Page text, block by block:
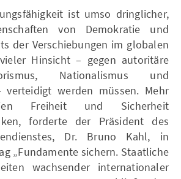
ist umso dringlicher,
von Demokratie und
der Verschiebungen im globalen
Hinsicht – gegen autoritäre
Nationalismus und
verteidigt werden müssen. Mehr
Freiheit und Sicherheit
forderte der Präsident des
Dr. Bruno Kahl, in
„Fundamente sichern. Staatliche
wachsender internationaler